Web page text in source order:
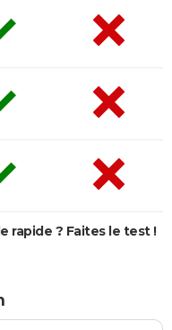
rapide ? Faites le test !